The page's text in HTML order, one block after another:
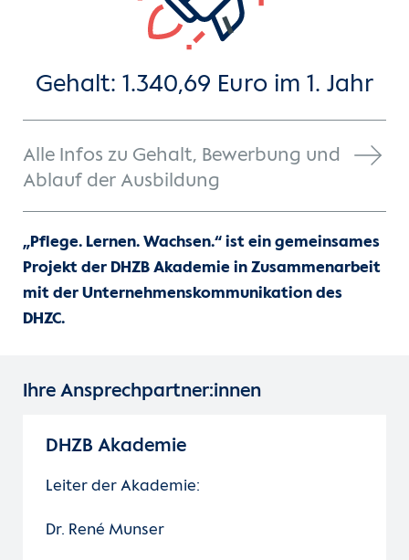
Gehalt: 1.340,69 Euro im 1. Jahr
Alle Infos zu Gehalt, Bewerbung und
Ablauf der Ausbildung
„Pflege. Lernen. Wachsen.“ ist ein gemeinsames
Projekt der DHZB Akademie in Zusammenarbeit
mit der Unternehmenskommunikation des
DHZC.
Ihre Ansprechpartner:innen
DHZB Akademie
Leiter der Akademie:
Dr. René Munser